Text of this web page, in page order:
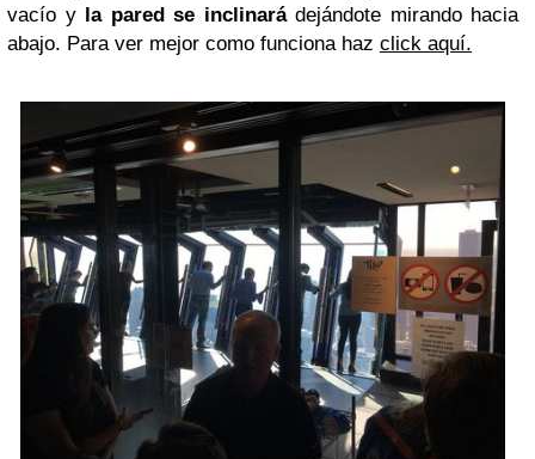
vacío y
la pared se inclinarádejándote mirando hacia
abajo. Para ver mejor como funciona haz click aquí.